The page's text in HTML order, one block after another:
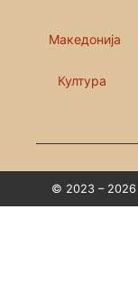
Македонија
Култура
© 2023 – 2026